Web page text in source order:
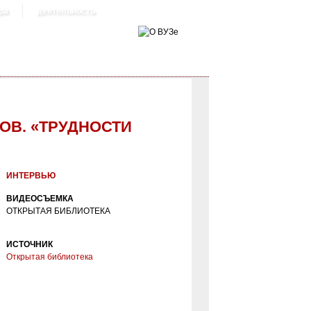
деятельность
«ТРУДНОСТИ
ИНТЕРВЬЮ
ВИДЕОСЪЕМКА
ОТКРЫТАЯ БИБЛИОТЕКА
ИСТОЧНИК
Открытая библиотека